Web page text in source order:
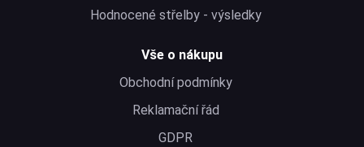
Hodnocené střelby - výsledky
Vše o nákupu
Obchodní podmínky
Reklamační řád
GDPR